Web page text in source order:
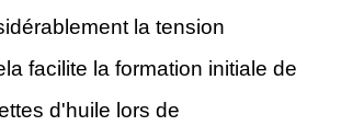
la tension
facilite la formation initiale de
d'huile lors de